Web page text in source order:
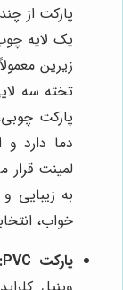
پارکت از
یک لایه
زیرین
تخته سه
پارکت
دما دارد
لمینت قرار
به زیبایی
خواب،
پارکت PVC: